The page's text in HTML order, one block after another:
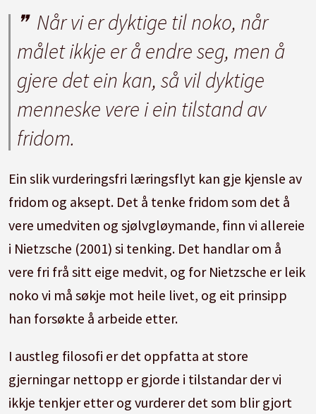
Når vi er dyktige til noko, når
målet ikkje er å endre seg, men å
gjere det ein kan, så vil dyktige
menneske vere i ein tilstand av
fridom.
Ein slik vurderingsfri læringsflyt kan gje kjensle av
fridom og aksept. Det å tenke fridom som det å
vere umedviten og sjølvgløymande, finn vi allereie
i Nietzsche (2001) si tenking. Det handlar om å
vere fri frå sitt eige medvit, og for Nietzsche er leik
noko vi må søkje mot heile livet, og eit prinsipp
han forsøkte å arbeide etter.
I austleg filosofi er det oppfatta at store
gjerningar nettopp er gjorde i tilstandar der vi
ikkje tenkjer etter og vurderer det som blir gjort